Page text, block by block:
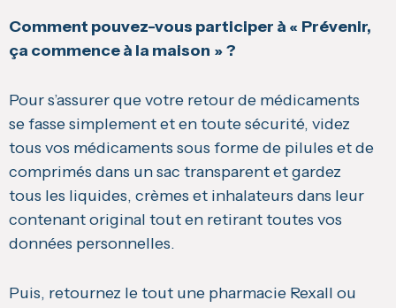
Comment pouvez-vous participer à « Prévenir,
ça commence à la maison » ?
Pour s’assurer que votre retour de médicaments
se fasse simplement et en toute sécurité, videz
tous vos médicaments sous forme de pilules et de
comprimés dans un sac transparent et gardez
tous les liquides, crèmes et inhalateurs dans leur
contenant original tout en retirant toutes vos
données personnelles.
Puis, retournez letout une pharmacie Rexall ou